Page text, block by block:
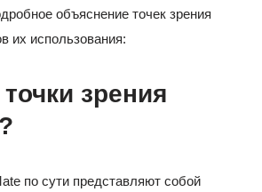
объяснение точек зрения
их использования:
зрения
по сути представляют собой